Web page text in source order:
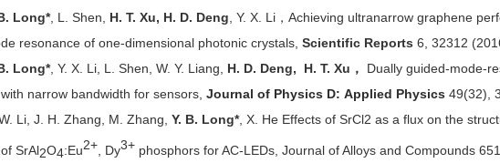
Long*, L. Shen, H. T. Xu, H. D. Deng , Y. X. Li，Achieving ultranarrow graphene
resonance of one-dimensional photonic crystals, Scientific Reports 6, 32312
Long*, Y. X. Li, L. Shen, W. Y. Liang, H. D. Deng, H. T. Xu，
Dually guided-mode-
narrow bandwidth for sensors, Journal of Physics D: Applied Physics 49(32),
J. H. Zhang, M. Zhang, Y. B. Long*, X. He Effects of SrCl2 as a flux on the
SrAl2O4:Eu2+ , Dy3+ phosphors for AC-LEDs, Journal of Alloys and Compounds